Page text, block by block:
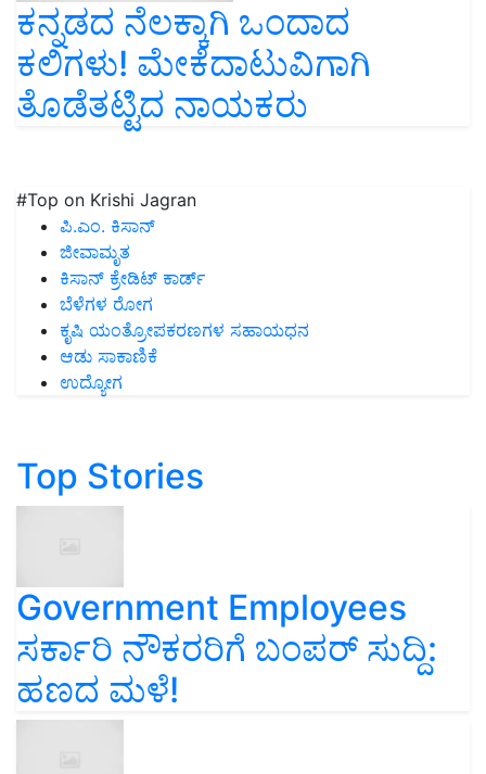
ಕನ್ನಡದ ನೆಲಕ್ಕಾಗಿ ಒಂದಾದ
ಕಲಿಗಳು! ಮೇಕೆದಾಟುವಿಗಾಗಿ
ತೊಡೆತಟ್ಟಿದ ನಾಯಕರು
#Top on Krishi Jagran
ಪಿ.ಎಂ. ಕಿಸಾನ್
ಜೀವಾಮೃತ
ಕಿಸಾನ್ ಕ್ರೇಡಿಟ್ ಕಾರ್ಡ್
ಬೆಳೆಗಳ ರೋಗ
ಕೃಷಿ ಯಂತ್ರೋಪಕರಣಗಳ ಸಹಾಯಧನ
ಆಡು ಸಾಕಾಣಿಕೆ
ಉದ್ಯೋಗ
Top Stories
Government Employees
ಸರ್ಕಾರಿ ನೌಕರರಿಗೆ ಬಂಪರ್‌ ಸುದ್ದಿ:
ಹಣದ ಮಳೆ!